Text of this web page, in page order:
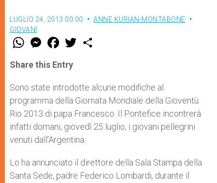
LUGLIO 24, 2013 00:00
ANNE KURIAN-MONTABONE
GIOVANI
W
t
s
p
p
M
e
s
e
g
e
r
F
a
e
b
o
k
w
r
Share this Entry
Sono state introdotte alcune modifiche al
programma della Giornata Mondiale della Gioventù
Rio 2013 di papa Francesco. Il Pontefice incontrerà
infatti domani, giovedì 25 luglio, i giovani pellegrini
venuti dall’Argentina.
Lo ha annunciato il direttore della Sala Stampa della
Santa Sede, padre Federico Lombardi, durante il